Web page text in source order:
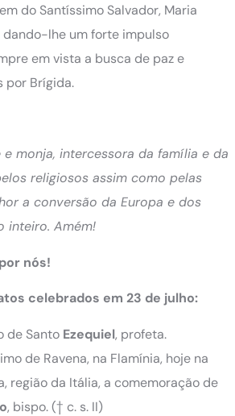
do Santíssimo Salvador, Maria
dando-lhe um forte impulso
em vista a busca de paz e
por Brígida.
e monja, intercessora da família e da
religiosos assim como pelas
a conversão da Europa e dos
inteiro. Amém!
nós!
celebrados em 23 de julho:
de Santo Ezequiel, profeta.
de Ravena, na Flamínia, hoje na
região da Itália, a comemoração de
, bispo. († c. s. II)